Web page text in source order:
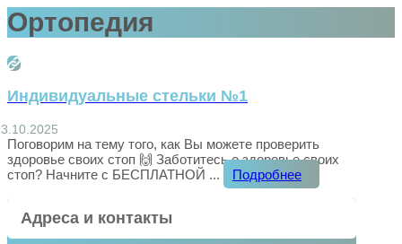
Ортопедия
Индивидуальные стельки №1
Поговорим на тему того, как Вы можете проверить
здоровье своих стоп 🙌 Заботитесь о здоровье своих
стоп? Начните с БЕСПЛАТНОЙ ...
Подробнее
Адреса и контакты